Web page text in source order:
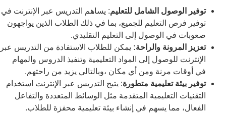
توفير الوصول الشامل للتعليم: يساهم التدريس عبر الإنترنت في
توفير فرص التعليم للجميع، بما في ذلك الطلاب الذين يواجهون
صعوبات في الوصول إلى التعليم التقليدي.
تعزيز المرونة والراحة: يمكن للطلاب الاستفادة من التدريس عبر
الإنترنت للوصول إلى المواد التعليمية وتنفيذ الدروس والمهام
في أوقات مرنة ومن أي مكان ،وبالتالي يزيد من راحتهم.
توفير بيئة تعليمية متطورة: يتيح التدريس عبر الإنترنت استخدام
التقنيات التعليمية المتقدمة مثل الوسائط المتعددة والتفاعل
الفعال، مما يسهم في إنشاء بيئة تعليمية محفزة للطلاب.